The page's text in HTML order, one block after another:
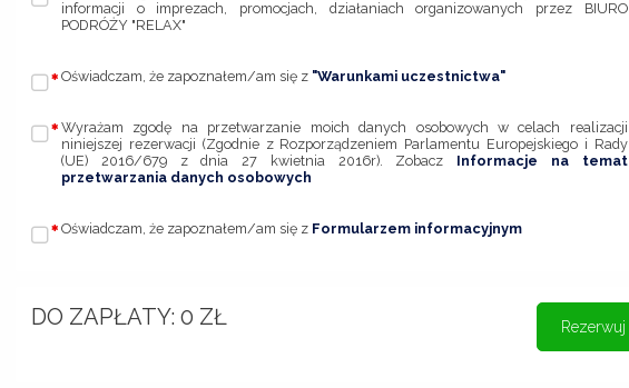
informacji o imprezach, promocjach, działaniach organizowanych przez BIURO
PODRÓŻY "RELAX"
Oświadczam, że zapoznałem/am się z "Warunkami uczestnictwa"
Wyrażam zgodę na przetwarzanie moich danych osobowych w celach realizacji
niniejszej rezerwacji (Zgodnie z Rozporządzeniem Parlamentu Europejskiego i Rady
(UE) 2016/679 z dnia 27 kwietnia 2016r). Zobacz Informacje na temat
przetwarzania danych osobowych
Oświadczam, że zapoznałem/am się z Formularzem informacyjnym
DO ZAPŁATY: 0 ZŁ Rezerwuj